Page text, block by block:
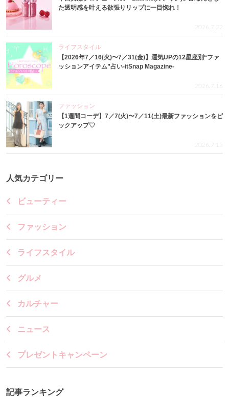
た透明感を叶える欲張りリップに一目惚れ！
2026.7.22
ライフスタイル
【2026年7／16(火)〜7／31(金)】運気UPの12星座別“ファ
ッションアイテム”占い-itSnap Magazine-
2026.7.16
ファッション
【1週間コーデ】7／7(火)〜7／11(土)最新ファッションをピ
ックアップ♡
2026.7.15
人気カテゴリー
ビューティー
ファッション
ライフスタイル
グルメ
カルチャー
ニュース
プレゼントキャンペーン
記事ランキング